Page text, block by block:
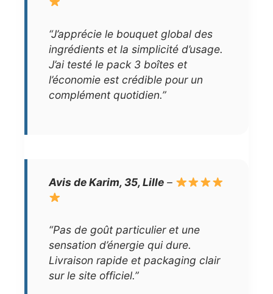
“J’apprécie le bouquet global des
ingrédients et la simplicité d’usage.
J’ai testé le pack 3 boîtes et
l’économie est crédible pour un
complément quotidien.”
Avis de Karim, 35, Lille –
“Pas de goût particulier et une
sensation d’énergie qui dure.
Livraison rapide et packaging clair
sur le site officiel.”